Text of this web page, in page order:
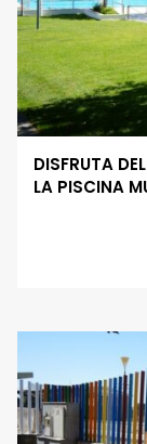
DISFRUTA
LA PISCINA